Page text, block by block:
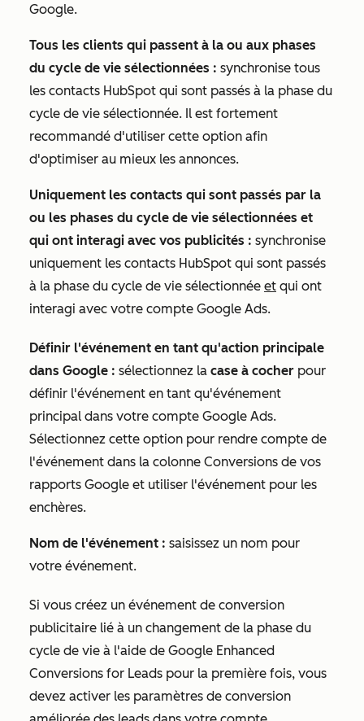
Google.
Tous les clients qui passent à la ou aux phases
du cycle de vie sélectionnées : synchronise tous
les contacts HubSpot qui sont passés à la phase du
cycle de vie sélectionnée. Il est fortement
recommandé d'utiliser cette option afin
d'optimiser au mieux les annonces.
Uniquement les contacts qui sont passés par la
ou les phases du cycle de vie sélectionnées et
qui ont interagi avec vos publicités : synchronise
uniquement les contacts HubSpot qui sont passés
à la phase du cycle de vie sélectionnée et qui ont
interagi avec votre compte Google Ads.
Définir l'événement en tant qu'action principale
dans Google : sélectionnez la case à cocher pour
définir l'événement en tant qu'événement
principal dans votre compte Google Ads.
Sélectionnez cette option pour rendre compte de
l'événement dans la colonne Conversions de vos
rapports Google et utiliser l'événement pour les
enchères.
Nom de l'événement : saisissez un nom pour
votre événement.
Si vous créez un événement de conversion
publicitaire lié à un changement de la phase du
cycle de vie à l'aide de Google Enhanced
Conversions for Leads pour la première fois, vous
devez activer les paramètres de conversion